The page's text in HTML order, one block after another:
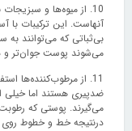
10. از میوه‌ها و
آنهاست. این ترکیبات با
بی‌ثباتی که می‌توانند به
می‌شوند پوست جوان‌تر و
11. از مرطوب‌کننده‌ها
ضدپیری هستند اما خیلی
می‌گیرند. پوستی که
درنتیجه خط و خطوط روی